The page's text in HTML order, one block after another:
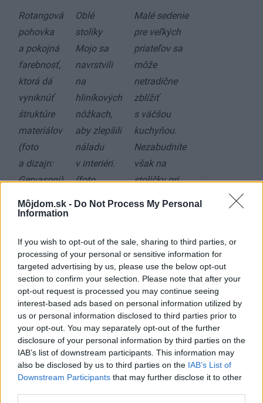
Môjdom.sk - Do Not Process My Personal
Information
If you wish to opt-out of the sale, sharing to third parties, or
processing of your personal or sensitive information for
targeted advertising by us, please use the below opt-out
section to confirm your selection. Please note that after your
opt-out request is processed you may continue seeing
interest-based ads based on personal information utilized by
us or personal information disclosed to third parties prior to
your opt-out. You may separately opt-out of the further
disclosure of your personal information by third parties on the
IAB’s list of downstream participants. This information may
also be disclosed by us to third parties on the IAB’s List of
Downstream Participants that may further disclose it to other
Rotangová
pohovka
a pokojná
farebnosť,
ktorá dá
vyniknúť
štruktúre
materiálov
(foto
a dizajn:
Gervasoni)
Oblé
stolíky
Mojo sa
navrstvili
na
hliníkových
nôžkach,
aby zlepšili
náladu
v interiéri.
(foto
Malé sedenie
pre veľkých
priateľov sa
môže
netradične
zblížiť
s väčšou
kuchyňou.
Nezabudnite
však na
stoličky pri
kde sa môžu
vystrieť
a decentne
potúžiť. (foto
a dizajn: PTV)
Zdroj:môj dom špeciálJAGA GROUP
Kategória: Bývanie Kuchyňa, jedáleň
zariadenie